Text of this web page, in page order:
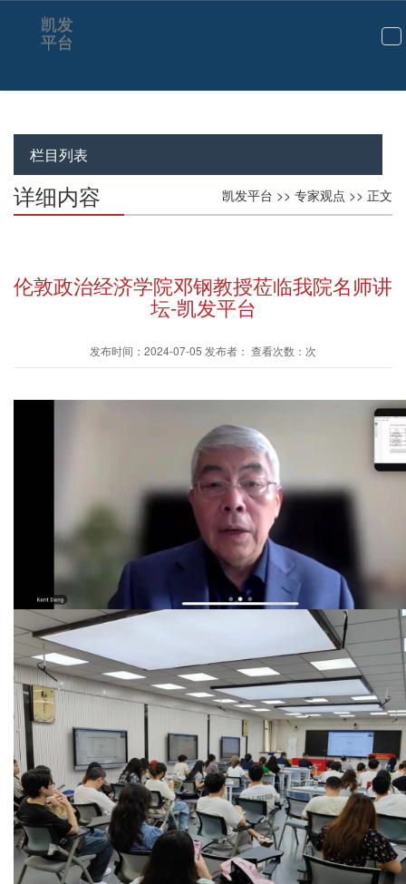
切
航
凯发
平台
栏目列表
凯发平台 >> 专家观点 >> 正文
详细内容
伦敦政治经济学院邓钢教授莅临我院名师讲
坛-凯发平台
发布时间：2024-07-05 发布者： 查看次数：次